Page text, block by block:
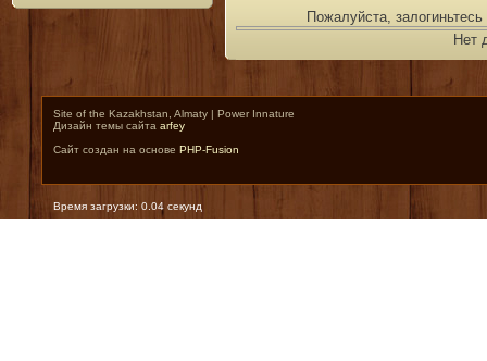
Пожалуйста,
Нет
Site of the Kazakhstan, Almaty | Power Innature
Дизайн темы сайта arfey
Сайт создан на основе PHP-Fusion
Время загрузки: 0.04 секунд